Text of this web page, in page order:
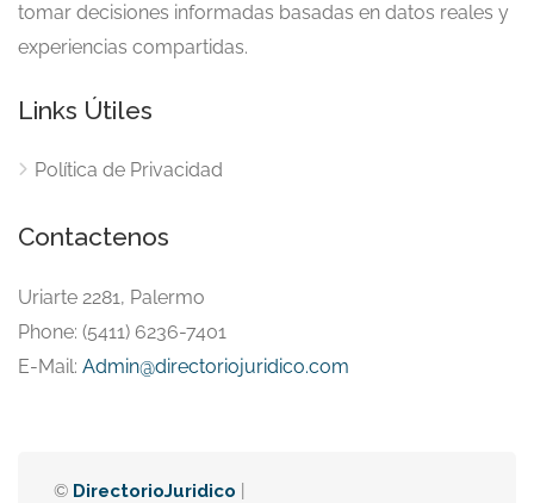
tomar decisiones informadas basadas en datos reales y
experiencias compartidas.
Links Útiles
Política de Privacidad
Contactenos
Uriarte 2281, Palermo
Phone: (5411) 6236-7401
E-Mail: Admin@directoriojuridico.com
© DirectorioJuridico